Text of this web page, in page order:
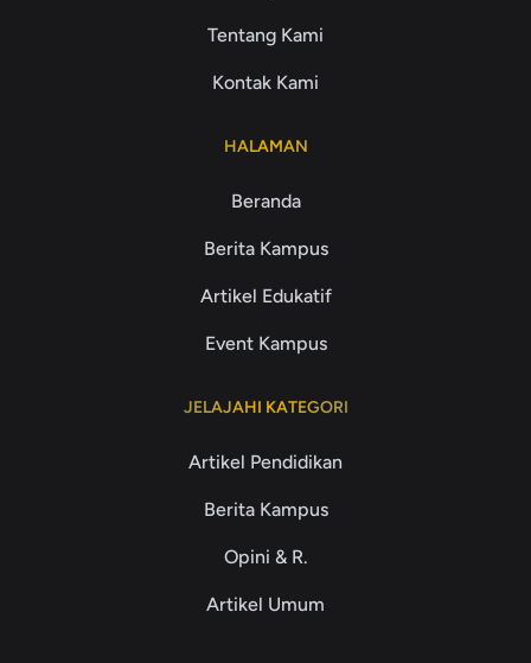
Tentang Kami
Kontak Kami
HALAMAN
Beranda
Berita Kampus
Artikel Edukatif
Event Kampus
JELAJAHI KATEGORI
Artikel Pendidikan
Berita Kampus
Opini & R.
Artikel Umum